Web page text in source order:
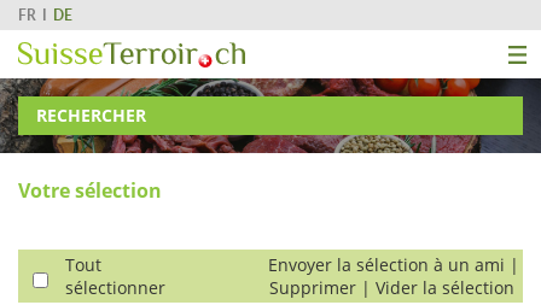
FR DE
RECHERCHER
Votre sélection
Tout
sélectionner
Envoyer la sélection à un ami |
Supprimer | Vider la sélection